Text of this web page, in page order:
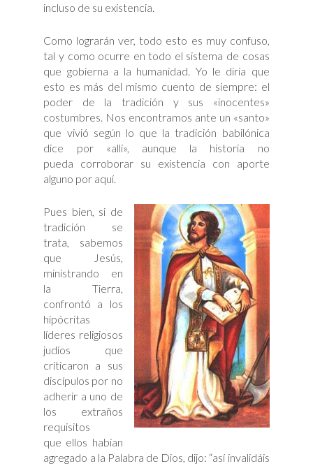
incluso de su existencia.
Como lograrán ver, todo esto es muy confuso,
tal y como ocurre en todo el sistema de cosas
que gobierna a la humanidad. Yo le diría que
esto es más del mismo cuento de siempre: el
poder de la tradición y sus «inocentes»
costumbres. Nos encontramos ante un «santo»
que vivió según lo que la tradición babilónica
dice por «allí», aunque la historia no
pueda corroborar su existencia con aporte
alguno por aquí.
Pues bien, si de
tradición se
trata, sabemos
que Jesús,
ministrando en
la Tierra,
confrontó a los
hipócritas
líderes religiosos
judíos que
criticaron a sus
discípulos por no
adherir a uno de
los extraños
requisitos
que ellos habían
agregado a la Palabra de Dios, dijo: “así invalidáis